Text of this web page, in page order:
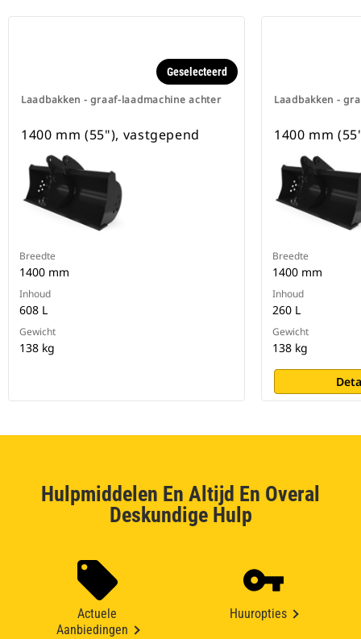
Laadbakken - graaf-laadmachine achter
Geselecteerd
1400 mm (55"), vastgepend
Breedte
1400 mm
Inhoud
608 L
Gewicht
138 kg
Laadbakken -
1400 mm
Breedte
1400 mm
Inhoud
260 L
Gewicht
138 kg
Hulpmiddelen En Altijd En Overal
Deskundige Hulp
Actuele
Aanbiedingen
Huuropties